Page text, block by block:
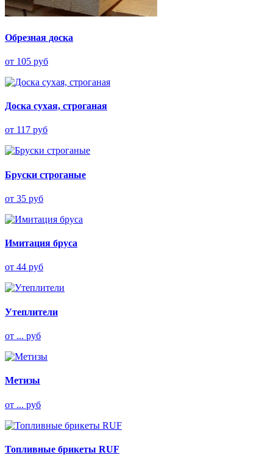
Обрезная доска
от 105 руб
Доска сухая, строганая
от 117 руб
Бруски строганые
от 35 руб
Имитация бруса
от 44 руб
Утеплители
от ... руб
Метизы
от ... руб
Топливные брикеты RUF